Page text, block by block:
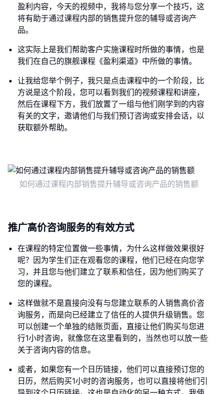
盈利内容，今天的视频中，我将与您分享一个技巧，这
将有助于通过课程内部的销售提升您的辅导或咨询产
品。
这实际上是我们帮助客户实施课程时所做的事情，也是
我们在自己的旗舰课程《盈利渠道》中所做的事情。
让我给您举个例子，我只是点击课程中的一个阶段，比
方说是这个阶段，您可以看到我们的视频课程和讲座，
然后在课程下方，我们放置了一组与他们刚学到的内容
有关的文字，邀请他们与我们预订咨询或安排会话，以
获取额外帮助。
如何通过课程内部销售提升辅导或咨询产品的销售额
推广高价咨询服务的有效方式
在课程的特定位置做一些事情，为什么这样做效果很好
呢？因为学生们正在观看您的课程，他们已经在向您学
习，并且您与他们建立了联系和信任，因为他们购买了
您的课程。
这样做就不是直接向没有与您建立联系的人销售高价咨
询服务，而是向已经建立了信任的人提供升级销售。您
可以创建一个单独的结账页面，直接让他们购买与您进
行1小时咨询，就像您在这里看到的，当然也可以放一些
关于咨询内容的信息。
或者，如果您有一个日历链接，他们可以直接预订您的
日历，然后购买1小时的咨询服务，也可以直接将他们引